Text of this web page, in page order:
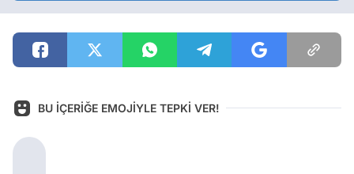
BU İÇERİĞE EMOJİYLE TEPKİ VER!